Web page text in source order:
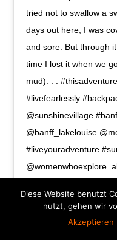
tried not to swallow a
days out here, I was
and sore. But through
time I lost it when we
mud). . .
#livefearlessly
@sunshinevillage
@banff_lakelouise
#liveyouradventure
@outsidemagazine
#adventurenthusiasts
Diese Website benutzt
nutzt, gehen wir
Akzeptieren